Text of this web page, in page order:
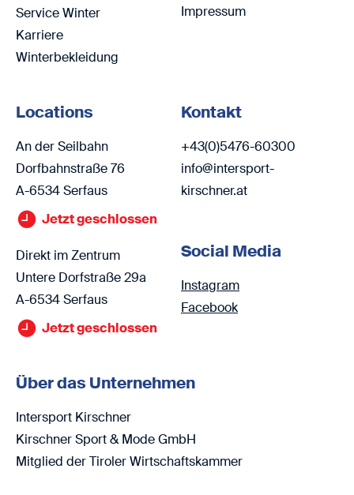
Service Winter
Karriere
Winterbekleidung
Impressum
Locations
An der Seilbahn
Dorfbahnstraße 76
A-6534 Serfaus
Jetzt geschlossen
Direkt im Zentrum
Untere Dorfstraße 29a
A-6534 Serfaus
Jetzt geschlossen
Kontakt
+43(0)5476-60300
info@intersport-
kirschner.at
Social Media
Instagram
Facebook
Über das Unternehmen
Intersport Kirschner
Kirschner Sport & Mode GmbH
Mitglied der Tiroler Wirtschaftskammer